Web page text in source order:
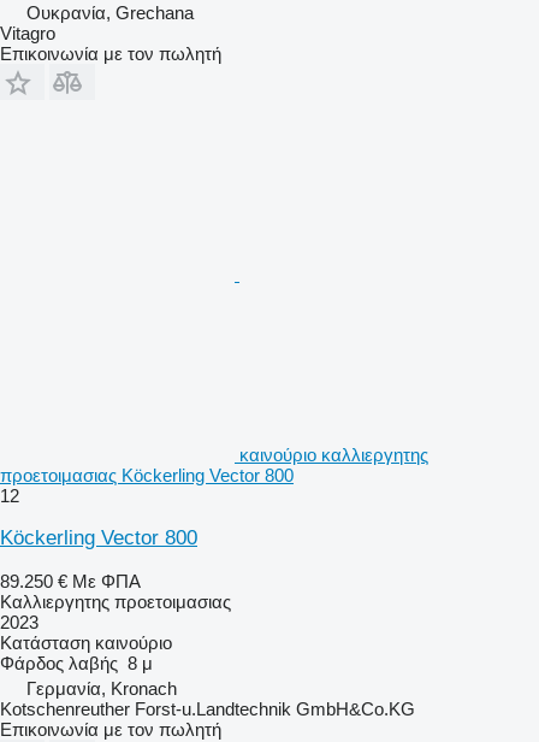
Ουκρανία, Grechana
Vitagro
Επικοινωνία με τον πωλητή
καινούριο καλλιεργητης
προετοιμασιας Köckerling Vector 800
12
Köckerling Vector 800
89.250 € Με ΦΠΑ
Καλλιεργητης προετοιμασιας
2023
Κατάσταση καινούριο
Φάρδος λαβής 8 μ
Γερμανία, Kronach
Kotschenreuther Forst-u.Landtechnik GmbH&Co.KG
Επικοινωνία με τον πωλητή